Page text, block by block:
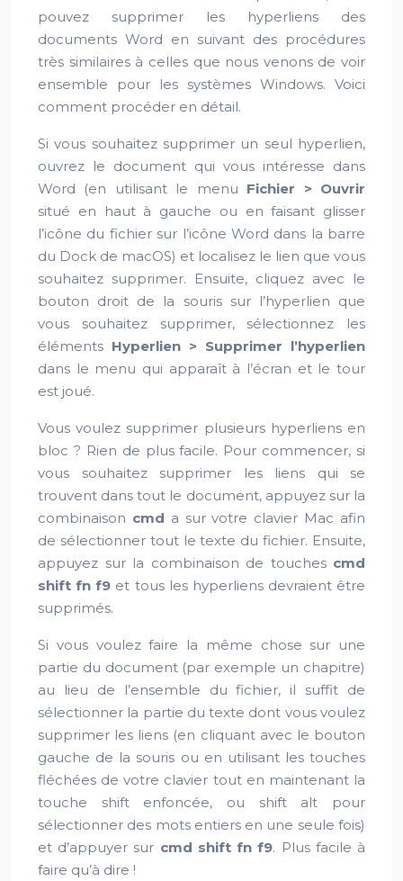
pouvez supprimer les hyperliens des
documents Word en suivant des procédures
très similaires à celles que nous venons de voir
ensemble pour les systèmes Windows. Voici
comment procéder en détail.
Si vous souhaitez supprimer un seul hyperlien,
ouvrez le document qui vous intéresse dans
Word (en utilisant le menu Fichier > Ouvrir
situé en haut à gauche ou en faisant glisser
l’icône du fichier sur l’icône Word dans la barre
du Dock de macOS) et localisez le lien que vous
souhaitez supprimer. Ensuite, cliquez avec le
bouton droit de la souris sur l’hyperlien que
vous souhaitez supprimer, sélectionnez les
éléments Hyperlien > Supprimer l’hyperlien
dans le menu qui apparaît à l’écran et le tour
est joué.
Vous voulez supprimer plusieurs hyperliens en
bloc ? Rien de plus facile. Pour commencer, si
vous souhaitez supprimer les liens qui se
trouvent dans tout le document, appuyez sur la
combinaison cmd a sur votre clavier Mac afin
de sélectionner tout le texte du fichier. Ensuite,
appuyez sur la combinaison de touches cmd
shift fn f9 et tous les hyperliens devraient être
supprimés.
Si vous voulez faire la même chose sur une
partie du document (par exemple un chapitre)
au lieu de l’ensemble du fichier, il suffit de
sélectionner la partie du texte dont vous voulez
supprimer les liens (en cliquant avec le bouton
gauche de la souris ou en utilisant les touches
fléchées de votre clavier tout en maintenant la
touche shift enfoncée, ou shift alt pour
sélectionner des mots entiers en une seule fois)
et d’appuyer sur cmd shift fn f9. Plus facile à
faire qu’à dire !